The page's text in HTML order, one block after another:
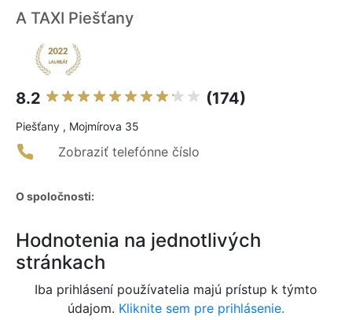
A TAXI Piešťany
8.2 (174)
Piešťany , Mojmírova 35
Zobraziť telefónne číslo
O spoločnosti:
Hodnotenia na jednotlivých
stránkach
Iba prihlásení používatelia majú prístup k týmto
údajom. Kliknite sem pre prihlásenie.